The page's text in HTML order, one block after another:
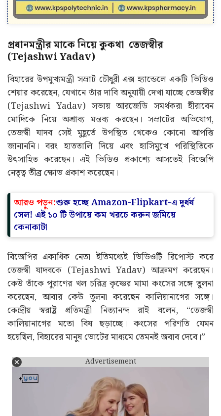
প্রধানমন্ত্রীর মাকে নিয়ে কুকথা তেজস্বীর
(Tejashwi Yadav)
বিহারের উপমুখ্যমন্ত্রী সম্রাট চৌধুরী এক্স হ্যান্ডেলে একটি ভিডিও
শেয়ার করেছেন, যেখানে তাঁর দাবি অনুযায়ী দেখা যাচ্ছে তেজস্বীর
(Tejashwi Yadav) সভায় আরজেডি সমর্থকরা হীরাবেন
মোদিকে নিয়ে অশ্রাব্য মন্তব্য করছেন। সম্রাটের অভিযোগ,
তেজস্বী যাদব সেই মুহূর্তে উপস্থিত থেকেও কোনো আপত্তি
জানাননি। বরং হাততালি দিয়ে এবং হাসিমুখে পরিস্থিতিকে
উৎসাহিত করেছেন। এই ভিডিও প্রকাশ্যে আসতেই বিজেপি
নেতৃত্ব তীব্র ক্ষোভ প্রকাশ করেছেন।
আরও পড়ুন:শুরু হচ্ছে Amazon-Flipkart-এ দুর্ধর্ষ
সেল! এই ১০ টি উপায়ে কম খরচে করুন জমিয়ে
কেনাকাটা
বিজেপির একাধিক নেতা ইতিমধ্যেই ভিডিওটি রিপোস্ট করে
তেজস্বী যাদবকে (Tejashwi Yadav) আক্রমণ করেছেন।
কেউ তাঁকে পুরাণের খল চরিত্র কৃষ্ণের মামা কংসের সঙ্গে তুলনা
করেছেন, আবার কেউ তুলনা করেছেন কালিয়ানাগের সঙ্গে।
কেন্দ্রীয় স্বরাষ্ট্র প্রতিমন্ত্রী নিত্যানন্দ রাই বলেন, “তেজস্বী
কালিয়ানাগের মতো বিষ ছড়াচ্ছে। কংসের পরিণতি যেমন
হয়েছিল, বিহারের মানুষ ভোটের মাধ্যমে তেমনই জবাব দেবে।”
Advertisement